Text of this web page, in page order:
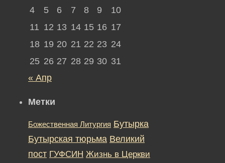
4
5 6 7 8 9
10
11 12 13 14 15 16 17
18 19 20 21 22 23 24
25 26 27 28 29 30 31
« Апр
Метки
Божественная Литургия Бутырка
Бутырская тюрьма Великий
пост ГУФСИН Жизнь в Церкви